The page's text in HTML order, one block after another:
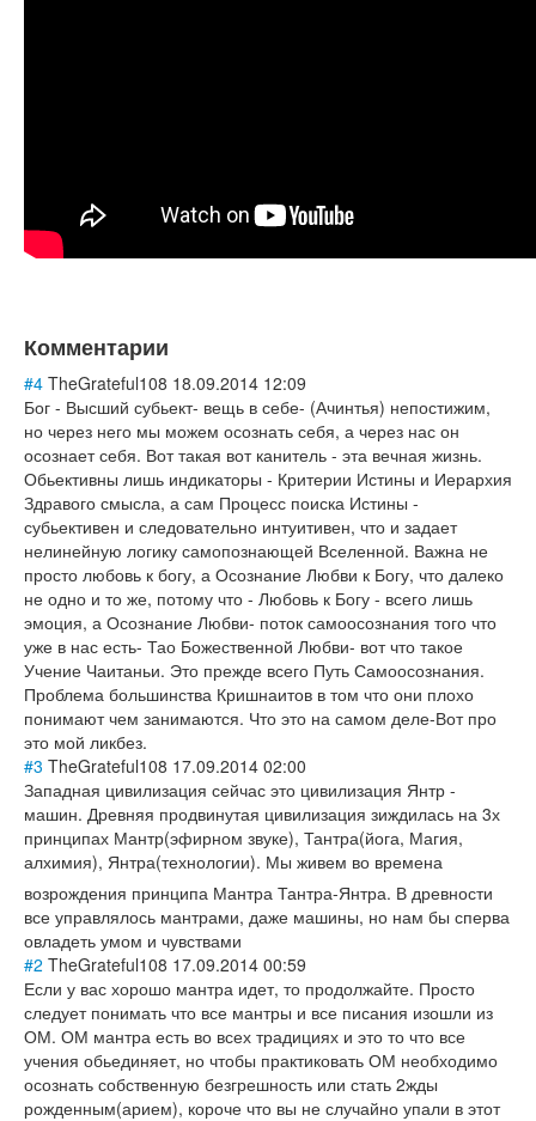
Комментарии
#4 TheGrateful108 18.09.2014 12:09
Бог - Высший субьект- вещь в себе- (Ачинтья) непостижим,
но через него мы можем осознать себя, а через нас он
осознает себя. Вот такая вот канитель - эта вечная жизнь.
Обьективны лишь индикаторы - Критерии Истины и Иерархия
Здравого смысла, а сам Процесс поиска Истины -
субьективен и следовательно интуитивен, что и задает
нелинейную логику самопознающей Вселенной. Важна не
просто любовь к богу, а Осознание Любви к Богу, что далеко
не одно и то же, потому что - Любовь к Богу - всего лишь
эмоция, а Осознание Любви- поток самоосознания того что
уже в нас есть- Тао Божественной Любви- вот что такое
Учение Чаитаньи. Это прежде всего Путь Самоосознания.
Проблема большинства Кришнаитов в том что они плохо
понимают чем занимаются. Что это на самом деле-Вот про
это мой ликбез.
#3 TheGrateful108 17.09.2014 02:00
Западная цивилизация сейчас это цивилизация Янтр -
машин. Древняя продвинутая цивилизация зиждилась на 3х
принципах Мантр(эфирном звуке), Тантра(йога, Магия,
алхимия), Янтра(технологии). Мы живем во времена
возрождения принципа Мантра Тантра-Янтра. В древности
все управлялось мантрами, даже машины, но нам бы сперва
овладеть умом и чувствами
#2 TheGrateful108 17.09.2014 00:59
Если у вас хорошо мантра идет, то продолжайте. Просто
следует понимать что все мантры и все писания изошли из
ОМ. ОМ мантра есть во всех традициях и это то что все
учения обьединяет, но чтобы практиковать ОМ необходимо
осознать собственную безгрешность или стать 2жды
рожденным(арием), короче что вы не случайно упали в этот